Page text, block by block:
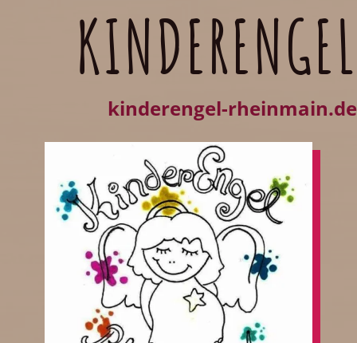
KINDERENGEL
kinderengel-rheinmain.de